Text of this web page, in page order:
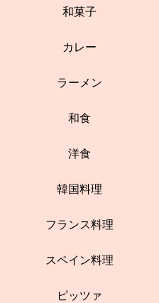
和菓子
カレー
ラーメン
和食
洋食
韓国料理
フランス料理
スペイン料理
ピッツァ